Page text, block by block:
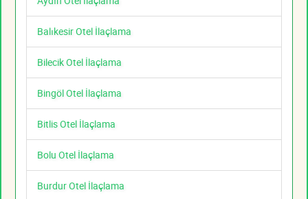
Balıkesir Otel İlaçlama
Bilecik Otel İlaçlama
Bingöl Otel İlaçlama
Bitlis Otel İlaçlama
Bolu Otel İlaçlama
Burdur Otel İlaçlama